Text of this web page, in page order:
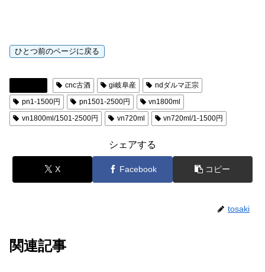
cnc古酒 gi岐阜産
ndダルマ正宗
pn1-1500円
pn1501-2500円
vn1800ml
vn1800ml/1501-2500円
vn720ml vn720ml/1-1500円
シェアする
X Facebook コピー
tosaki
関連記事